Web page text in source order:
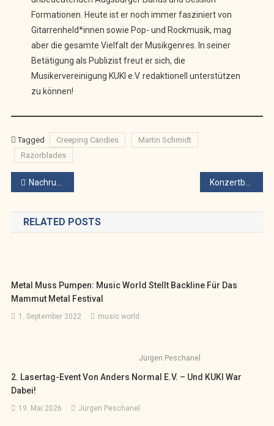
Formationen. Heute ist er noch immer fasziniert von
Gitarrenheld*innen sowie Pop- und Rockmusik, mag
aber die gesamte Vielfalt der Musikgenres. In seiner
Betätigung als Publizist freut er sich, die
Musikervereinigung KUKI e.V. redaktionell unterstützen
zu können!
Tagged Creeping Candies
Martin Schmidt
Razorblades
Beitragsnavigation
Nachruf auf unseren Alberto
RELATED POSTS
Metal Muss Pumpen: Music World Stellt Backline Für Das
Mammut Metal Festival
1. September 2022 music world
Jürgen Peschanel
2. Lasertag-Event Von Anders Normal E.V. – Und KUKI War
Dabei!
19. Mai 2026 Jürgen Peschanel